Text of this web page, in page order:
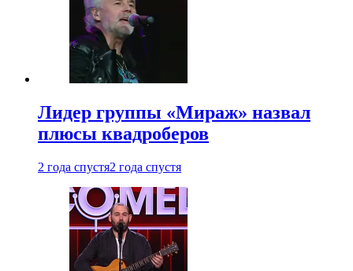
Лидер группы «Мираж» назвал
плюсы квадроберов
2 года спустя2 года спустя